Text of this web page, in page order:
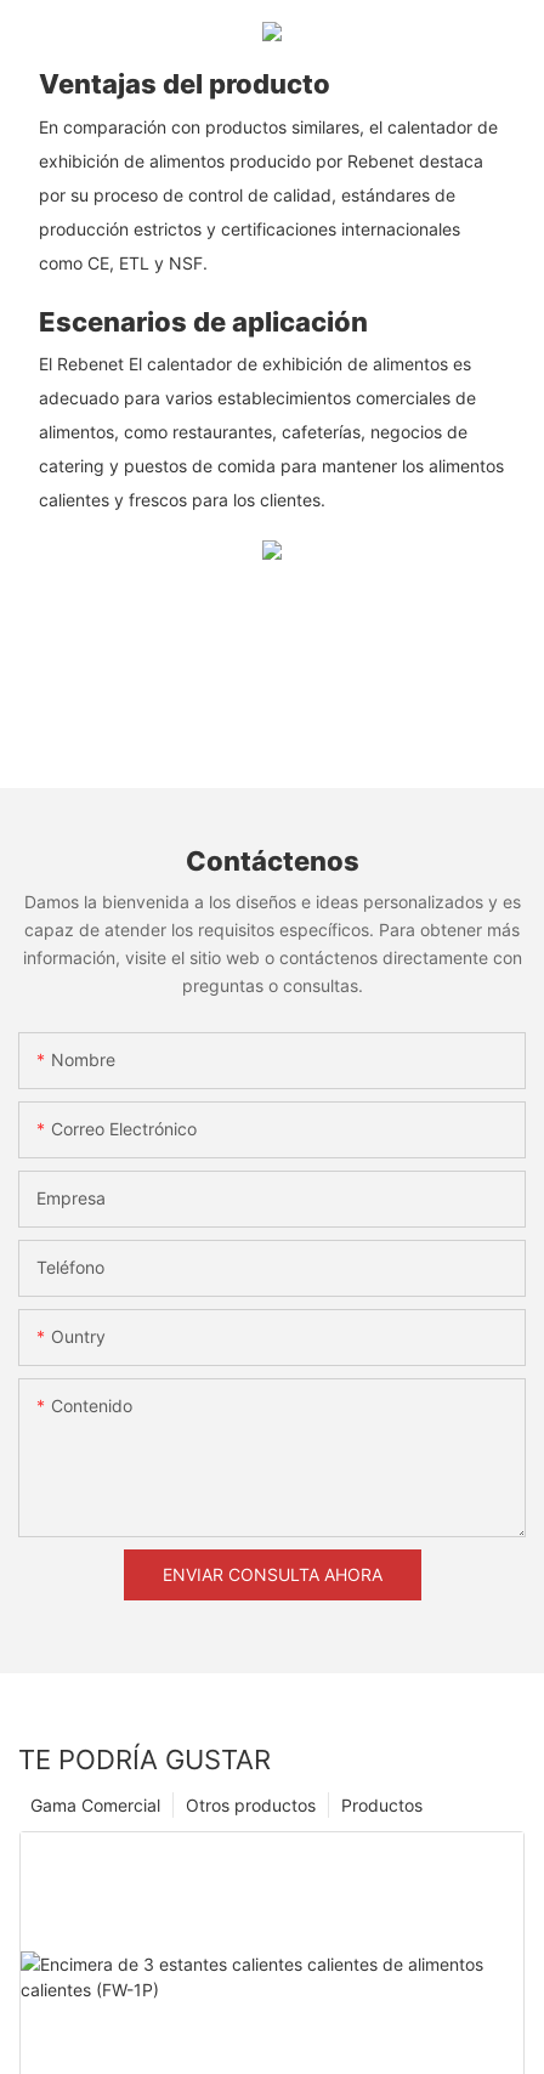
Ventajas del producto
En comparación con productos similares, el calentador de
exhibición de alimentos producido por Rebenet destaca
por su proceso de control de calidad, estándares de
producción estrictos y certificaciones internacionales
como CE, ETL y NSF.
Escenarios de aplicación
El Rebenet El calentador de exhibición de alimentos es
adecuado para varios establecimientos comerciales de
alimentos, como restaurantes, cafeterías, negocios de
catering y puestos de comida para mantener los alimentos
calientes y frescos para los clientes.
Contáctenos
Damos la bienvenida a los diseños e ideas personalizados y es
capaz de atender los requisitos específicos. Para obtener más
información, visite el sitio web o contáctenos directamente con
preguntas o consultas.
Nombre
Correo Electrónico
Empresa
Teléfono
Ountry
Contenido
ENVIAR CONSULTA AHORA
TE PODRÍA GUSTAR
Productos
Otros productos
Gama Comercial